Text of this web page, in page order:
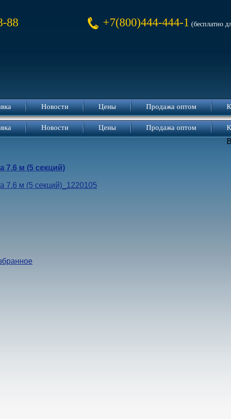
88 +7(800)444-444-1 (бесплатно
Новости Цены Продажа оптом
Новости Цены Продажа оптом
7.6 м (5 секций)